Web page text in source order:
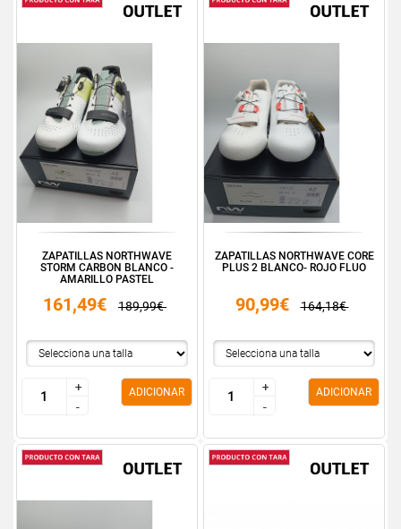
ZAPATILLAS NORTHWAVE
STORM CARBON BLANCO -
AMARILLO PASTEL
161,49€ 189,99€
+
-
+
-
ADICIONAR
ZAPATILLAS NORTHWAVE CORE
PLUS 2 BLANCO- ROJO FLUO
90,99€ 164,18€
+
-
+
-
ADICIONAR